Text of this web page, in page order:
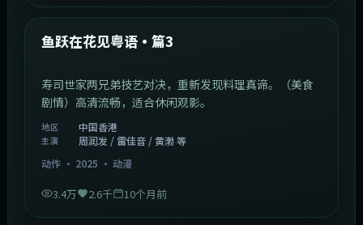
最新
鱼跃在花见粤语·篇3
寿司世家两兄弟技艺对决，重新发现料理真谛。（美食
剧情）高清流畅，适合休闲观影。
地区 中国香港
主演
周润发 / 雷佳音 / 黄渤 等
动作· 2025 · 动漫
3.4万 2.6千 10个月前